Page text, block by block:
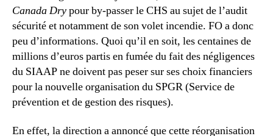
Canada Drypour by-passer le CHS au sujet de l’audit
sécurité et notamment de son volet incendie. FO a donc
peu d’informations. Quoi qu’il en soit, les centaines de
millions d’euros partis en fumée du fait des négligences
du SIAAP ne doivent pas peser sur ses choix financiers
pour la nouvelle organisation du SPGR (Service de
prévention et de gestion des risques).
En effet, la direction a annoncé que cette réorganisation